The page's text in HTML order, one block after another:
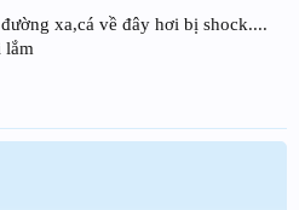
xa,cá về đây hơi bị shock....
lắm